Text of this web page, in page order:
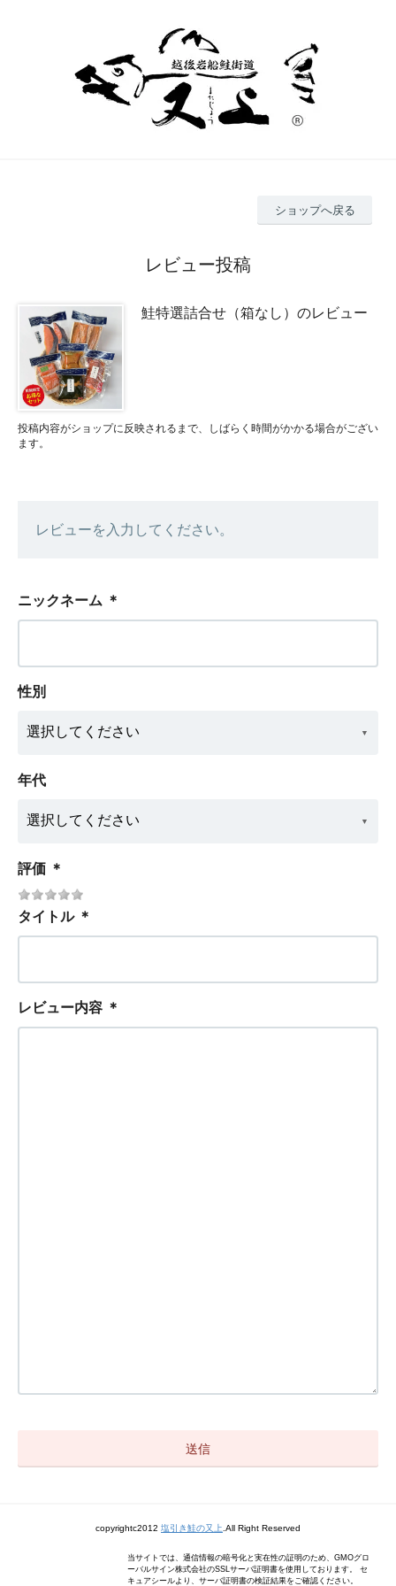
ショップへ戻る
レビュー投稿
鮭特選詰合せ（箱なし）のレビュー
投稿内容がショップに反映されるまで、しばらく時間がかかる場合がござい
ます。
レビューを入力してください。
ニックネーム ＊
性別
年代
評価 ＊
タイトル ＊
レビュー内容 ＊
copyrightc2012 塩引き鮭の又上 .All Right Reserved
当サイトでは、通信情報の暗号化と実在性の証明のため、GMOグロ
ーバルサイン株式会社のSSLサーバ証明書を使用しております。 セ
キュアシールより、サーバ証明書の検証結果をご確認ください。